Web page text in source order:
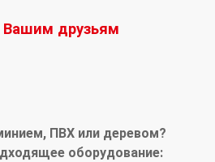
Вашим друзьям
ПВХ или деревом?
оборудование: